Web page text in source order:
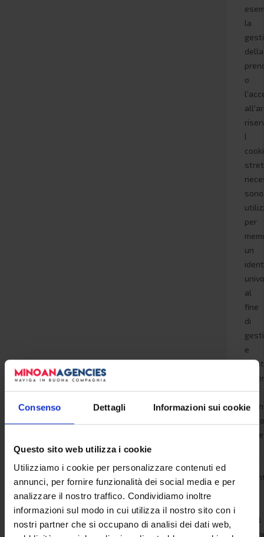
Consenso Dettagli Informazioni sui cookie
Questo sito web utilizza i cookie
Utilizziamo i cookie per personalizzare contenuti ed
annunci, per fornire funzionalità dei social media e per
analizzare il nostro traffico. Condividiamo inoltre
informazioni sul modo in cui utilizza il nostro sito con i
nostri partner che si occupano di analisi dei dati web,
la
della
o
I
sono
per
un
al
fine
di
e
in
quel